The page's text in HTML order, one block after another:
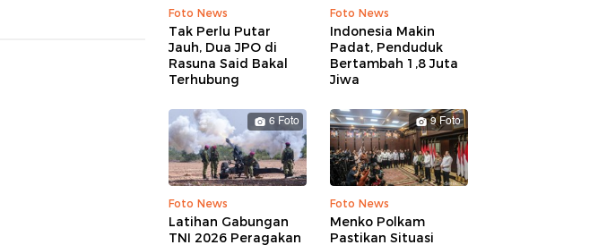
Foto News
Tak Perlu Putar
Jauh, Dua JPO di
Rasuna Said Bakal
Terhubung
Foto News
Indonesia Makin
Padat, Penduduk
Bertambah 1,8 Juta
Jiwa
6 Foto
Foto News
Latihan Gabungan
TNI 2026 Peragakan
9 Foto
Foto News
Menko Polkam
Pastikan Situasi